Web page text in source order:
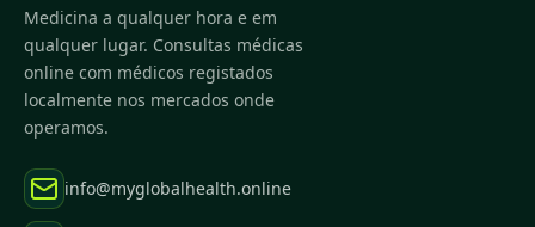
Medicina a qualquer hora e em
qualquer lugar. Consultas médicas
online com médicos registados
localmente nos mercados onde
operamos.
info@myglobalhealth.online